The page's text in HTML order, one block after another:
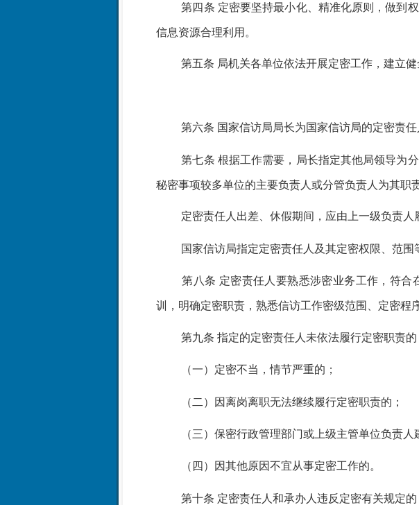
第四条 定密要坚持最小化、精准化原则，做到
信息资源合理利用。
第五条 局机关各单位依法开展定密工作，建立
第六条 国家信访局局长为国家信访局的定密责任
第七条 根据工作需要，局长指定其他局领导为
秘密事项较多单位的主要负责人或分管负责人为其职
定密责任人出差、休假期间，应由上一级负责人
国家信访局指定定密责任人及其定密权限、范围
第八条 定密责任人要熟悉涉密业务工作，符
训，明确定密职责，熟悉信访工作密级范围、定密程
第九条 指定的定密责任人未依法履行定密职责
（一）定密不当，情节严重的；
（二）因离岗离职无法继续履行定密职责的；
（三）保密行政管理部门或上级主管单位负责人
（四）因其他原因不宜从事定密工作的。
第十条 定密责任人和承办人违反定密有关规定